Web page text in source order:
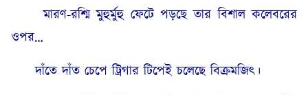
মারণ-রশ্মি মুহুর্মুহু ফেটে পড়ছে তার বিশাল কলেবরের
ওপর…
দাঁতে দাঁত চেপে ট্রিগার টিপেই চলেছে বিক্ৰমজিৎ।